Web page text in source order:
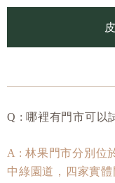
Q : 哪裡有門市可以
A : 林果門市分別位
中綠園道，四家實